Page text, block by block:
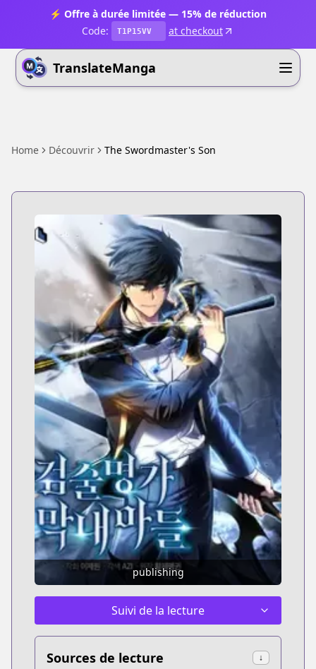
⚡ Offre à durée limitée — 15% de réduction
Code:
T1P15VV at checkout
TranslateManga
Home Découvrir The Swordmaster's Son
publishing
Suivi de la lecture
Sources de lecture ↓